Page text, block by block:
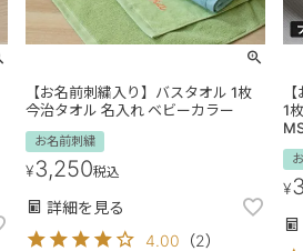
【お名前刺繍入り】バスタオル 1枚
今治タオル 名入れ ベビーカラー
お名前刺繍
¥3,250税込
詳細を見る
4.00 （2）
1
¥